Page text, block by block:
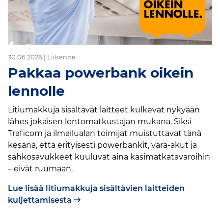
30.06.2026 | Liikenne
Pakkaa powerbank oikein
lennolle
Litiumakkuja sisältävät laitteet kulkevat nykyään
lähes jokaisen lentomatkustajan mukana. Siksi
Traficom ja ilmailualan toimijat muistuttavat tänä
kesänä, että erityisesti powerbankit, vara-akut ja
sähkösavukkeet kuuluvat aina käsimatkatavaroihin
– eivät ruumaan.
Lue lisää litiumakkuja sisältävien laitteiden
kuljettamisesta